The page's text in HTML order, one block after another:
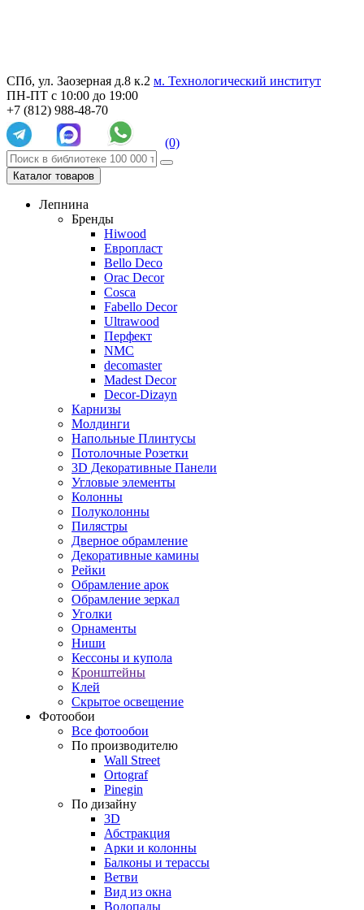
СПб, ул. Заозерная д.8 к.2 м. Технологический институт
ПН-ПТ с 10:00 до 19:00
+7 (812) 988-48-70
(0)
Каталог товаров
Лепнина
Бренды
Hiwood
Европласт
Bello Deco
Orac Decor
Cosca
Fabello Decor
Ultrawood
Перфект
NMC
decomaster
Madest Decor
Decor-Dizayn
Карнизы
Молдинги
Напольные Плинтусы
Потолочные Розетки
3D Декоративные Панели
Угловые элементы
Колонны
Полуколонны
Пилястры
Дверное обрамление
Декоративные камины
Рейки
Обрамление арок
Обрамление зеркал
Уголки
Орнаменты
Ниши
Кессоны и купола
Кронштейны
Клей
Скрытое освещение
Фотообои
Все фотообои
По производителю
Wall Street
Ortograf
Pinegin
По дизайну
3D
Абстракция
Арки и колонны
Балконы и терассы
Ветви
Вид из окна
Водопады